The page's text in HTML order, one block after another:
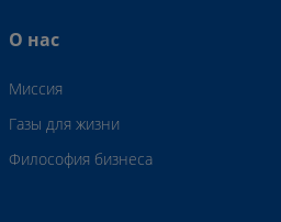
О нас
Миссия
Газы для жизни
Философия бизнеса